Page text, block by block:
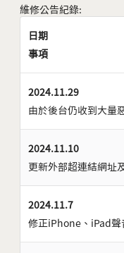
維修公告紀錄:
日期
事項
2024.11.29
由於後台仍收到大量
2024.11.10
更新外部超連結網址
2024.11.7
修正iPhone、iPad聲